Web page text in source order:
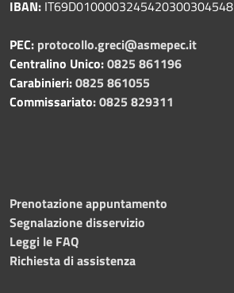
IBAN: IT69D0100003245420300304548
PEC: protocollo.greci@asmepec.it
Centralino Unico:0825 861196
Carabinieri:0825 861055
Commissariato:0825 829311
Prenotazione appuntamento
Segnalazione disservizio
Leggi le FAQ
Richiesta di assistenza